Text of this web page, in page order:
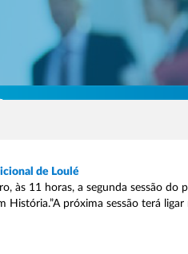
de Loulé
às 11 horas, a segunda sessão
História.”A próxima sessão terá